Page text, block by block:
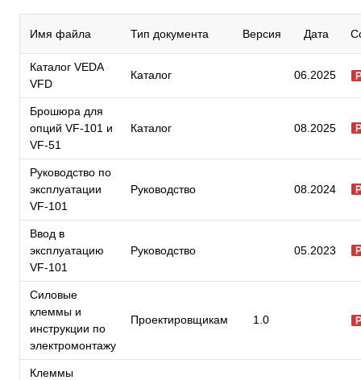
Имя файла Тип документа Версия Дата
Каталог VEDA
VFD
Каталог 06.2025
Брошюра для
опций VF-101 и
VF-51
Каталог 08.2025
Руководство по
эксплуатации
VF-101
Руководство 08.2024
Ввод в
эксплуатацию
VF-101
Руководство 05.2023
Силовые
клеммы и
инструкции по
электромонтажу
Проектировщикам 1.0
Клеммы